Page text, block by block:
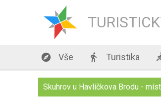
 Vše  Turistika
Skuhrov u Havlíčkova Brodu -